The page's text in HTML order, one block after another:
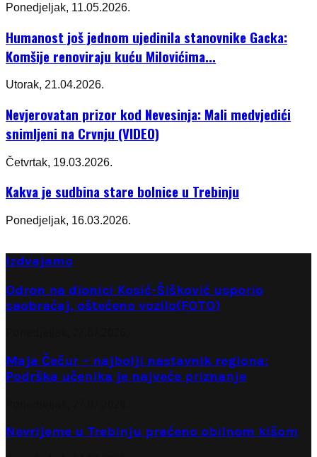
Ponedjeljak, 11.05.2026.
Humanost još jednom ujedinila stanovnike Gacka:
Komšije renoviraju kuću Milovićima...
Utorak, 21.04.2026.
Nevjerovatan prizor kod Nevesinja: Mali medvjedići
snimljeni na Crvnju (VIDEO)
Četvrtak, 19.03.2026.
Kakva je sudbina stare bolnice u Trebinju
Ponedjeljak, 16.03.2026.
Izdvajamo
Odron na dionici Kosić-Šišković usporio
saobraćaj, oštećeno vozilo(FOTO)
Maja Čečur – najbolji nastavnik regiona:
Podrška učenika je najveće priznanje
Nevrijeme u Trebinju praćeno obilnom kišom